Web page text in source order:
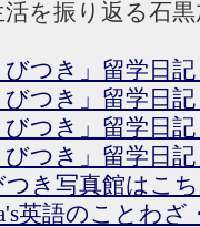
活を振り返る石
びつき」留学日
びつき」留学日
びつき」留学日
びつき」留学日
つき写真館はこ
英語のことわ